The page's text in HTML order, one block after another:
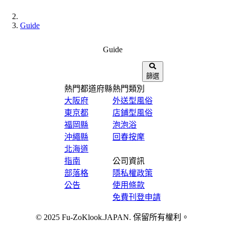
Guide
Guide
篩選
熱門都道府縣
大阪府
東京都
福岡縣
沖繩縣
北海道
熱門類別
外送型風俗
店鋪型風俗
泡泡浴
回春按摩
指南
部落格
公告
公司資訊
隱私權政策
使用條款
免費刊登申請
© 2025 Fu-ZoKlook.JAPAN. 保留所有權利。